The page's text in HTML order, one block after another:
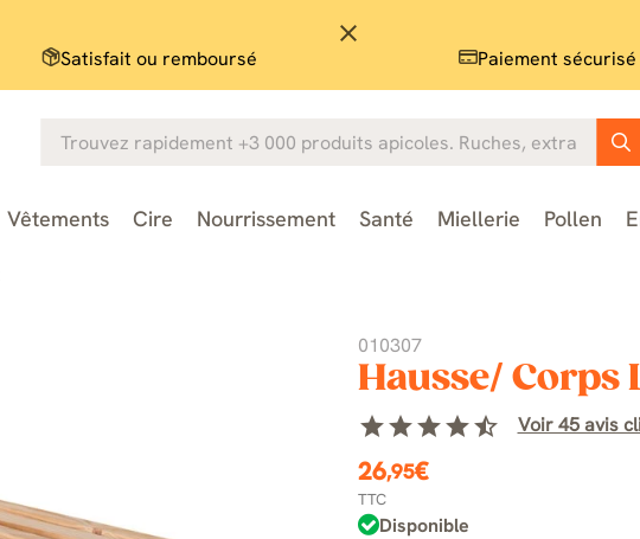
close
Satisfait ou remboursé Paiement sécurisé
Vêtements Cire Nourrissement Santé Miellerie Pollen
010307
Hausse/
starstarstarstarstar_half Voir 45 avis
26,95€
TTC
Disponible